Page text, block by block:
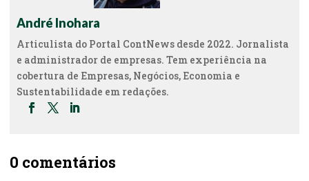
André Inohara
Articulista do Portal ContNews desde 2022. Jornalista
e administrador de empresas. Tem experiência na
cobertura de Empresas, Negócios, Economia e
Sustentabilidade em redações.
0 comentários